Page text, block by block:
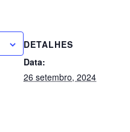
DETALHES
Data:
26 setembro, 2024